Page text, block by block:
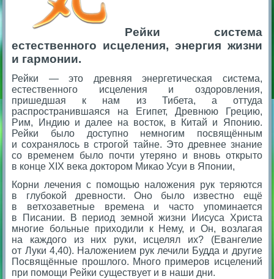
Рейки система
естественного исцеления, энергия жизни
и гармонии.
Рейки — это древняя энергетическая система,
естественного исцеления и оздоровления,
пришедшая к нам из Тибета, а оттуда
распространившаяся на Египет, Древнюю Грецию,
Рим, Индию и далее на восток, в Китай и Японию.
Рейки было доступно немногим посвящённым
и сохранялось в строгой тайне. Это древнее знание
со временем было почти утеряно и вновь открыто
в конце XIX века доктором Микао Усуи в Японии,
Корни лечения с помощью наложения рук теряются
в глубокой древности. Оно было известно ещё
в ветхозаветные времена и часто упоминается
в Писании. В период земной жизни Иисуса Христа
многие больные приходили к Нему, и Он, возлагая
на каждого из них руки, исцелял их? (Евангелие
от Луки 4,40). Наложением рук лечили Будда и другие
Посвящённые прошлого. Много примеров исцелений
при помощи Рейки существует и в наши дни.